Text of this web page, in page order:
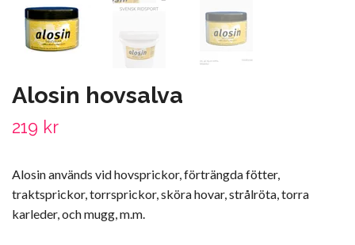
Alosin hovsalva
219 kr
Alosin används vid hovsprickor, förträngda fötter,
traktsprickor, torrsprickor, sköra hovar, strålröta, torra
karleder, och mugg, m.m.